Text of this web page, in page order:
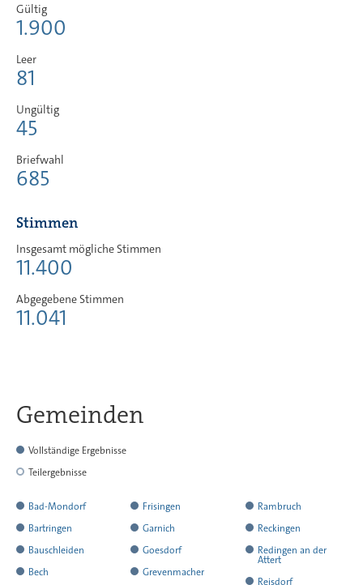
Gültig
1.900
Leer
81
Ungültig
45
Briefwahl
685
Stimmen
Insgesamt mögliche Stimmen
11.400
Abgegebene Stimmen
11.041
Gemeinden
Vollständige Ergebnisse
Teilergebnisse
Bad-Mondorf
hat
alle
Ergebnisse
Bartringen
hat
alle
Bauschleiden
hatBech
Frisingen
hat
alle
Ergebnisse
Garnich
hat
alle
Goesdorf
hatGrevenmacher
hat
alle
Ergebnisse
mitgeteilt
Rambruch
hat
alle
Ergebnisse
Reckingen
hat
alle
Redingen an der
Attert
hatReisdorf